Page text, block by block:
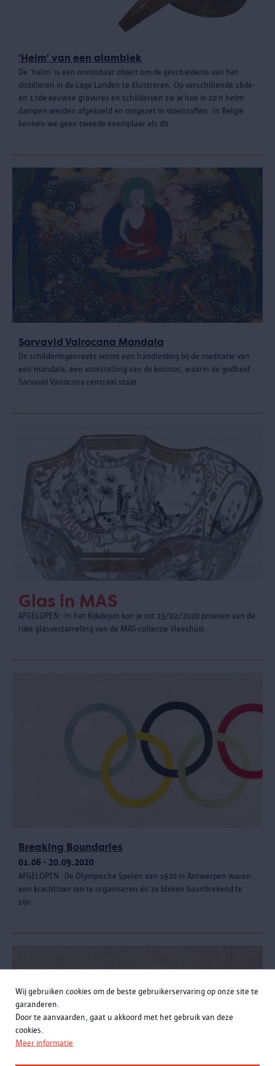
Wij gebruiken cookies om de beste gebruikerservaring op onze site te
garanderen.
Door te aanvaarden, gaat u akkoord met het gebruik van deze
cookies.
Meer informatie
'Helm' van een alambiek
De ‘helm’ is een onmisbaar object om de geschiedenis van het
distilleren in de Lage Landen te illustreren. Op verschillende 16de-
en 17de-eeuwse gravures en schilderijen zie je hoe in zo’n helm
dampen werden afgekoeld en omgezet in vloeistoffen. In België
kennen we geen tweede exemplaar als dit.
Sarvavid Vairocana Mandala
De schilderingenreeks vormt een handleiding bij de meditatie van
een mandala, een voorstelling van de kosmos, waarin de godheid
Sarvavid Vairocana centraal staat.
Glas in MAS
AFGELOPEN - In het Kijkdepot kon je tot 23/02/2020 proeven van de
rijke glasverzameling van de MAS-collectie Vleeshuis.
Breaking Boundaries
01.06 - 20.09.2020
AFGELOPEN - De Olympische Spelen van 1920 in Antwerpen waren
een krachttoer om te organiseren én ze bleken baanbrekend te
zijn.